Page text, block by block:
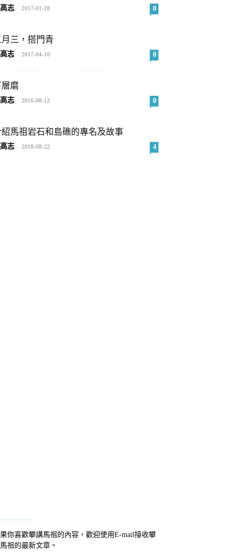
志 - 2017-01-28 0
三，搭門青
志 - 2017-04-10 0
磨
志 - 2016-08-12 0
馬祖岩石和島礁的專名及故事
志 - 2018-08-22 4
你喜歡攀講馬祖的內容，歡迎使用E-mail接收攀
祖的最新文章。